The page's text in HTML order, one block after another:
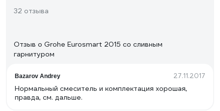
32 отзыва
Отзыв о Grohe Eurosmart 2015 со сливным
гарнитуром
Bazarov Andrey 27.11.2017
Нормальный смеситель и комплектация хорошая,
правда, см. дальше.